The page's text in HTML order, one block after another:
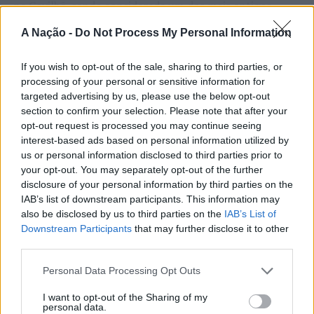
A Nação - Do Not Process My Personal Information
If you wish to opt-out of the sale, sharing to third parties, or
processing of your personal or sensitive information for
targeted advertising by us, please use the below opt-out
section to confirm your selection. Please note that after your
opt-out request is processed you may continue seeing
interest-based ads based on personal information utilized by
us or personal information disclosed to third parties prior to
your opt-out. You may separately opt-out of the further
disclosure of your personal information by third parties on the
IAB’s list of downstream participants. This information may
also be disclosed by us to third parties on the IAB’s List of
Downstream Participants that may further disclose it to other
Personal Data Processing Opt Outs
I want to opt-out of the Sharing of my
personal data.
autarca esclareceu que “a situação irá manter-se
inalterada até ao mês de abril”, em virtude do acordo
sectorial de compromisso entre o Governo e a
Foto: CMA.
TÓPICOS RELACIONADOS: ANADIA CLAS DESTAQUE
Viseu: PSP faz cinco detenções entre 16 e 19 de
dezembro
NÃO PERCA
Barão do Hospital Alvarinho 2021 considerado o Melhor
Alvarinho da colheita 2021
na Covilhã, sendo considerada um dos mais antigos
certames populares de Portugal. Com origens medievais
e realizada anualmente na “Cidade Neve”, a feira conjuga
animação cultural e divulgação empresarial,
constituindo um dos principais momentos de promoção
do município e da Beira Interior.
Para António Carlos, o crescimento alcançado ao longo
dos últimos anos representa o cumprimento dos
objetivos que traçou quando iniciou o seu percurso no
setor imobiliário. O empresário considera que o
reconhecimento conquistado resulta da proximidade
com a comunidade e da capacidade de apoiar não apenas
compradores e vendedores, mas também iniciativas
explicou, esse envolvimento tem permitido “consolidar a
alargar a atividade além-fronteiras”.
ATUALIDADE
Rio de Janeiro: Governo do Estado
propõe parceria com a FUNCEX para
“reforçar inteligência sobre
comércio exterior”
Publicado 6 horas atrás on 06/08/2026
O Governo do Estado do Rio de Janeiro, Brasil, solicitou